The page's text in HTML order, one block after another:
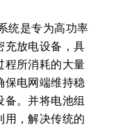
统是专为高功率
充放电设备，具
程所消耗的大量
保电网端维持稳
备。并将电池组
用，解决传统的